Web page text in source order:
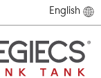
English